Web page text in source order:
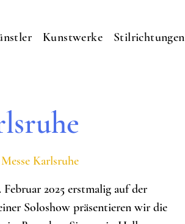
Kunstwerke Stilrichtungen
Messe Karlsruhe
2025 erstmalig auf der
Soloshow präsentieren wir die